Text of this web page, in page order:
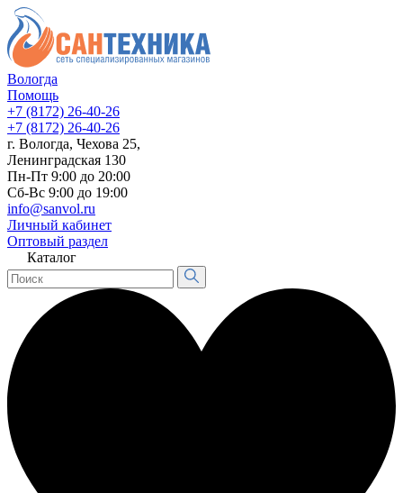
Вологда
Помощь
+7 (8172) 26-40-26
+7 (8172) 26-40-26
г. Вологда, Чехова 25,
Ленинградская 130
Пн-Пт 9:00 до 20:00
Сб-Вс 9:00 до 19:00
info@sanvol.ru
Личный кабинет
Оптовый раздел
Каталог